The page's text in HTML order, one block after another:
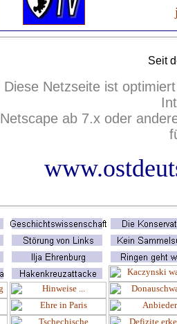
Seit
Diese Netzseite ist
Netscape ab 7.x oder